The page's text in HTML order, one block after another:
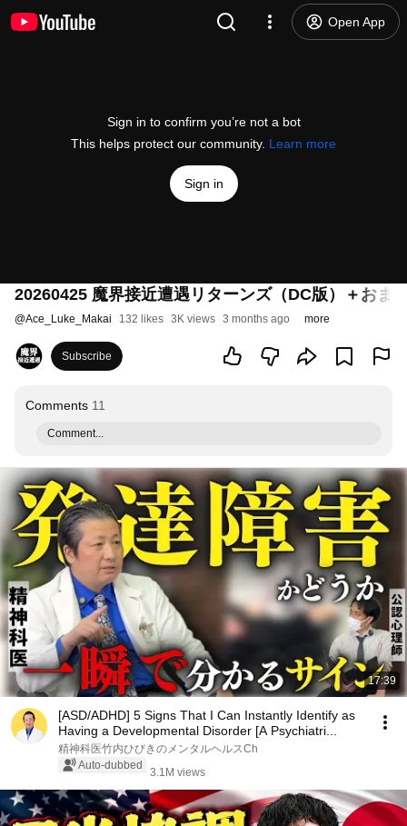
Open App
Sign in to confirm you’re not a bot
This helps protect our community. Learn more
Sign in
20260425 魔界接近遭遇リターンズ（DC版）＋おま
@Ace_Luke_Makai 132 likes 3K views 3 months ago more
Subscribe
Comments 11
Comment...
17:39
[ASD/ADHD] 5 Signs That I Can Instantly Identify as
Having a Developmental Disorder [A Psychiatri...
精神科医竹内ひびきのメンタルヘルスCh
Auto-dubbed
3.1M views